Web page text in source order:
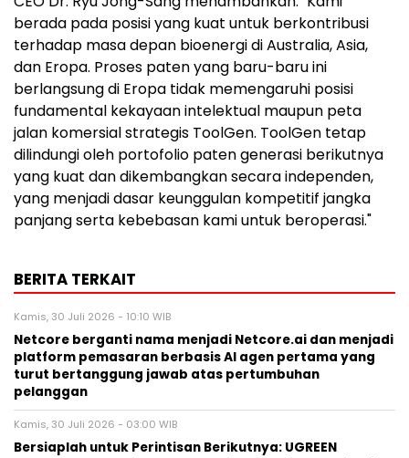
berada pada posisi yang kuat untuk berkontribusi
terhadap masa depan bioenergi di Australia, Asia,
dan Eropa. Proses paten yang baru-baru ini
berlangsung di Eropa tidak memengaruhi posisi
fundamental kekayaan intelektual maupun peta
jalan komersial strategis ToolGen. ToolGen tetap
dilindungi oleh portofolio paten generasi berikutnya
yang kuat dan dikembangkan secara independen,
yang menjadi dasar keunggulan kompetitif jangka
panjang serta kebebasan kami untuk beroperasi."
BERITA TERKAIT
Kamis, 30 Juli 2026 - 10:10 WIB
Netcore berganti nama menjadi Netcore.ai dan menjadi
platform pemasaran berbasis AI agen pertama yang
turut bertanggung jawab atas pertumbuhan
pelanggan
Kamis, 30 Juli 2026 - 03:00 WIB
Bersiaplah untuk Perintisan Berikutnya: UGREEN